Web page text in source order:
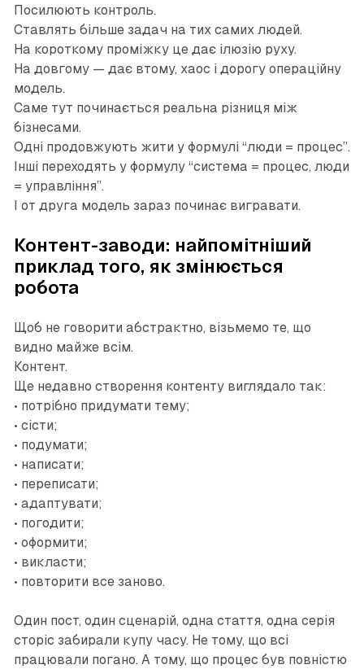
Посилюють контроль.
Ставлять більше задач на тих самих людей.
На короткому проміжку це дає ілюзію руху.
На довгому — дає втому, хаос і дорогу операційну
модель.
Саме тут починається реальна різниця між
бізнесами.
Одні продовжують жити у формулі “люди = процес”.
Інші переходять у формулу “система = процес, люди
= управління”.
І от друга модель зараз починає вигравати.
Контент-заводи: найпомітніший
приклад того, як змінюється
робота
Щоб не говорити абстрактно, візьмемо те, що
видно майже всім.
Контент.
Ще недавно створення контенту виглядало так:
• потрібно придумати тему;
• сісти;
• подумати;
• написати;
• переписати;
• адаптувати;
• погодити;
• оформити;
• викласти;
• повторити все заново.
Один пост, один сценарій, одна стаття, одна серія
сторіс забирали купу часу. Не тому, що всі
працювали погано. А тому, що процес був повністю